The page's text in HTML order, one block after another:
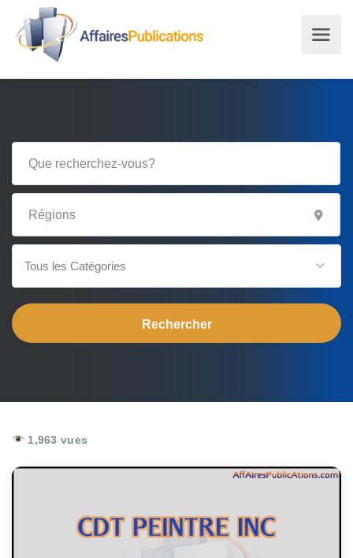
Tous les Catégories
1,963 vues